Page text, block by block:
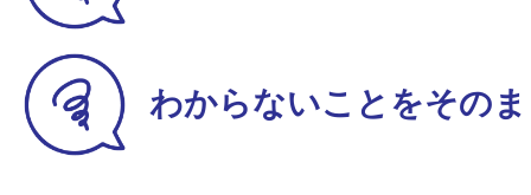
わからないことをその